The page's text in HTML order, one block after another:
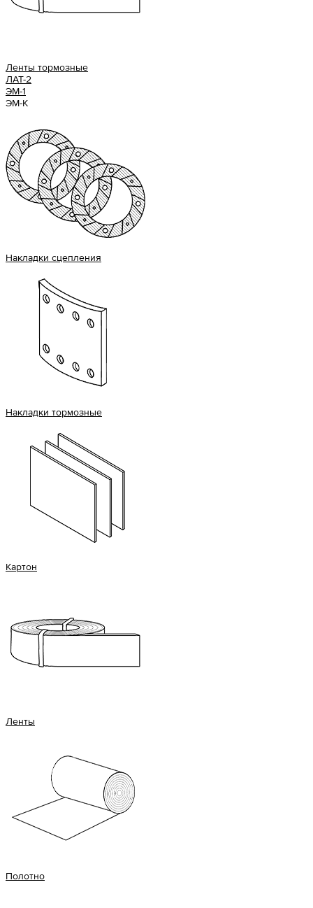
Ленты тормозные
ЛАТ-2
ЭМ-1
ЭМ-К
Накладки сцепления
Накладки тормозные
Картон
Ленты
Полотно